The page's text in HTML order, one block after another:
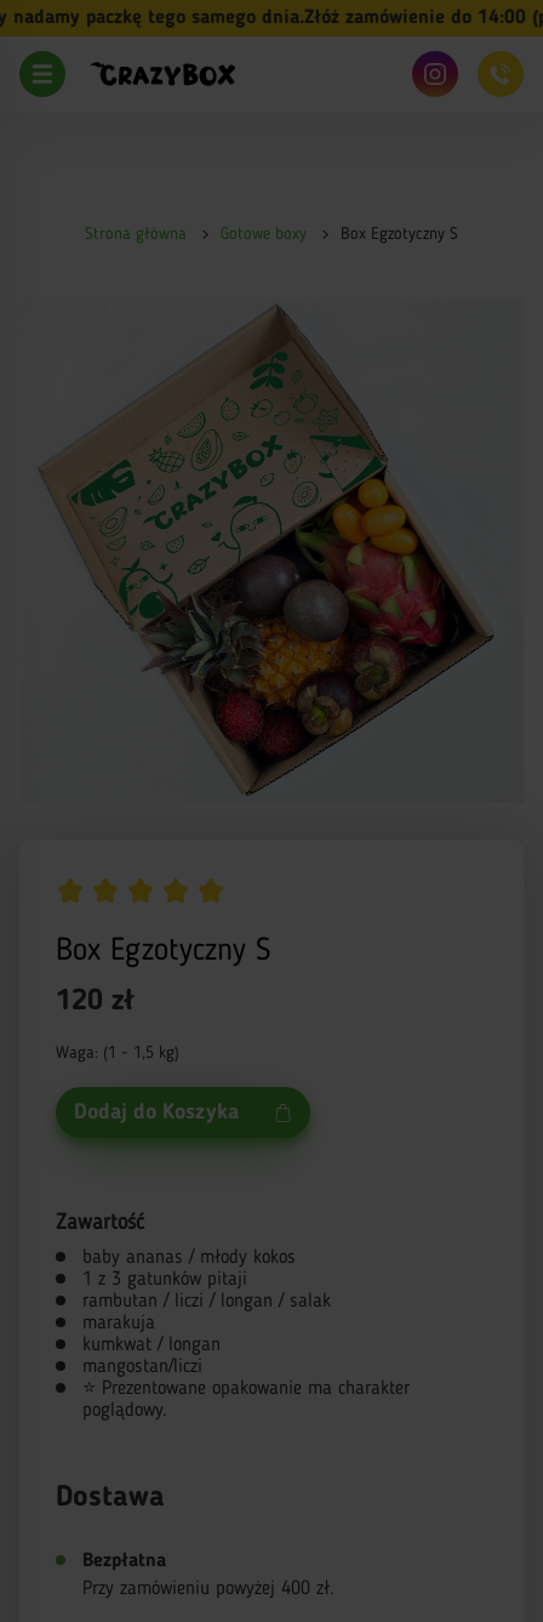
paczkę tego samego dnia. Złóż zamówienie do 14:00
Strona główna Gotowe boxy Box Egzotyczny S
Box Egzotyczny S
120 zł
Waga: (1 - 1,5 kg)
Dodaj do Koszyka
Zawartość
baby ananas / młody kokos
1 z 3 gatunków pitaji
rambutan / liczi / longan / salak
marakuja
kumkwat / longan
mangostan/liczi
⭐ Prezentowane opakowanie ma charakter
poglądowy.
Dostawa
Bezpłatna
Przy zamówieniu powyżej 400 zł.